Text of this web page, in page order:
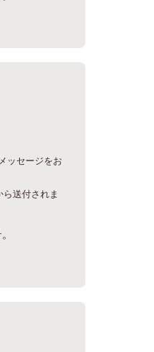
ッセージをお
ら送付されま